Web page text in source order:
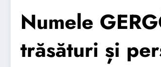
Numele
trăsături și